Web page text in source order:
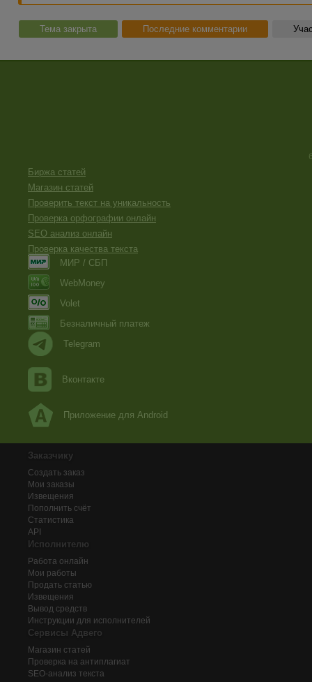
Тема закрыта Последние комментарии
Биржа статей
Магазин статей
Проверить текст на уникальность
Проверка орфографии онлайн
SEO анализ онлайн
Проверка качества текста
МИР / СБП
WebMoney
Volet
Безналичный платеж
Telegram
Вконтакте
Приложение для Android
Заказчику
Создать заказ
Мои заказы
Извещения
Пополнить счёт
Статистика
API
Исполнителю
Работа онлайн
Мои работы
Продать статью
Извещения
Вывод средств
Инструкции для исполнителей
Сервисы Адвего
Магазин статей
Проверка на антиплагиат
SEO-анализ текста